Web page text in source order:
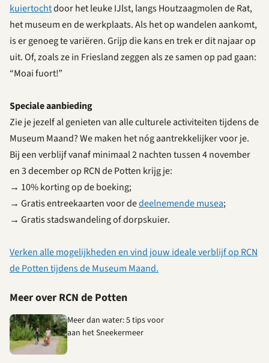
kuiertochtdoor het leuke IJlst, langs Houtzaagmolen de Rat,
het museum en de werkplaats. Als het op wandelen aankomt,
is er genoeg te variëren. Grijp die kans en trek er dit najaar op
uit. Of, zoals ze in Friesland zeggen als ze samen op pad gaan:
“Moai fuort!”
Speciale aanbieding
Zie je jezelf al genieten van alle culturele activiteiten tijdens de
Museum Maand? We maken het nóg aantrekkelijker voor je.
Bij een verblijf vanaf minimaal 2 nachten tussen 4 november
en 3 december op RCN de Potten krijg je:
→ 10% korting op de boeking;
→ Gratis entreekaarten voor dedeelnemende musea;
→ Gratis stadswandeling of dorpskuier.
Verken alle mogelijkheden en vind jouw ideale verblijf op RCN
de Potten tijdens de Museum Maand.
Meer over RCN de Potten
Meer dan water: 5 tips voor
aan het Sneekermeer